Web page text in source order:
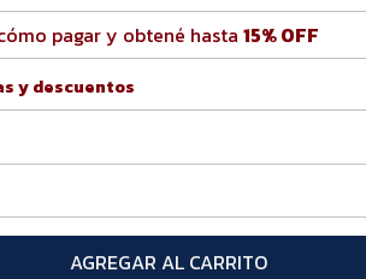
pagar y obtené hasta 15% OFF
y descuentos
AGREGAR AL CARRITO